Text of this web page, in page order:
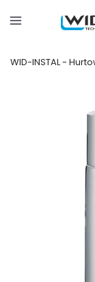
WID-INSTAL -